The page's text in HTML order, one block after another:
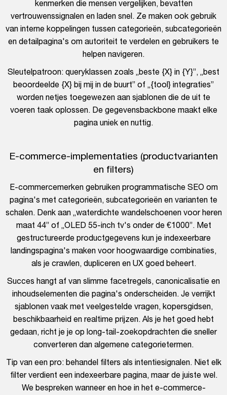
kenmerken die mensen vergelijken, bevatten
vertrouwenssignalen en laden snel. Ze maken ook gebruik
van interne koppelingen tussen categorieën, subcategorieën
en detailpagina's om autoriteit te verdelen en gebruikers te
helpen navigeren.
Sleutelpatroon: queryklassen zoals „beste {X} in {Y}”, „best
beoordeelde {X} bij mij in de buurt” of „{tool} integraties”
worden netjes toegewezen aan sjablonen die de uit te
voeren taak oplossen. De gegevensbackbone maakt elke
pagina uniek en nuttig.
E-commerce-implementaties (productvarianten
en filters)
E-commercemerken gebruiken programmatische SEO om
pagina's met categorieën, subcategorieën en varianten te
schalen. Denk aan „waterdichte wandelschoenen voor heren
maat 44” of „OLED 55-inch tv's onder de €1000”. Met
gestructureerde productgegevens kun je indexeerbare
landingspagina's maken voor hoogwaardige combinaties,
als je crawlen, dupliceren en UX goed beheert.
Succes hangt af van slimme facetregels, canonicalisatie en
inhoudselementen die pagina's onderscheiden. Je verrijkt
sjablonen vaak met veelgestelde vragen, kopersgidsen,
beschikbaarheid en realtime prijzen. Als je het goed hebt
gedaan, richt je je op long-tail-zoekopdrachten die sneller
converteren dan algemene categorietermen.
Tip van een pro: behandel filters als intentiesignalen. Niet elk
filter verdient een indexeerbare pagina, maar de juiste wel.
We bespreken wanneer en hoe in het e-commerce-